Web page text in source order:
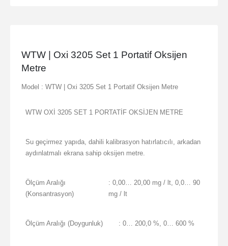
WTW | Oxi 3205 Set 1 Portatif Oksijen
Metre
Model : WTW | Oxi 3205 Set 1 Portatif Oksijen Metre
WTW OXİ 3205 SET 1 PORTATİF OKSİJEN METRE
Su geçirmez yapıda, dahili kalibrasyon hatırlatıcılı, arkadan
aydınlatmalı ekrana sahip oksijen metre.
Ölçüm Aralığı
(Konsantrasyon)
: 0,00… 20,00 mg / lt, 0,0… 90
mg / lt
Ölçüm Aralığı (Doygunluk) : 0… 200,0 %, 0… 600 %